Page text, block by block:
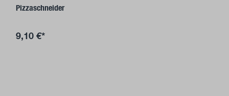
Pizzaschneider
9,10 €*